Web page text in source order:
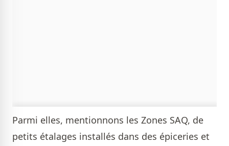
Parmi elles, mentionnons les Zones SAQ, de
petits étalages installés dans des épiceries et